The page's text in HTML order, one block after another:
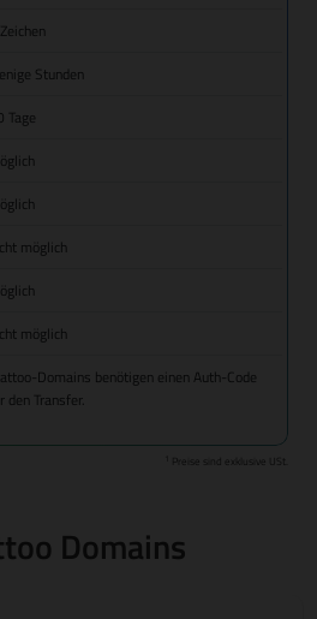
Stunden
Tage
möglich
möglich
Domains benötigen einen Auth-Code
den Transfer.
Preise sind exklusive USt.
Domains